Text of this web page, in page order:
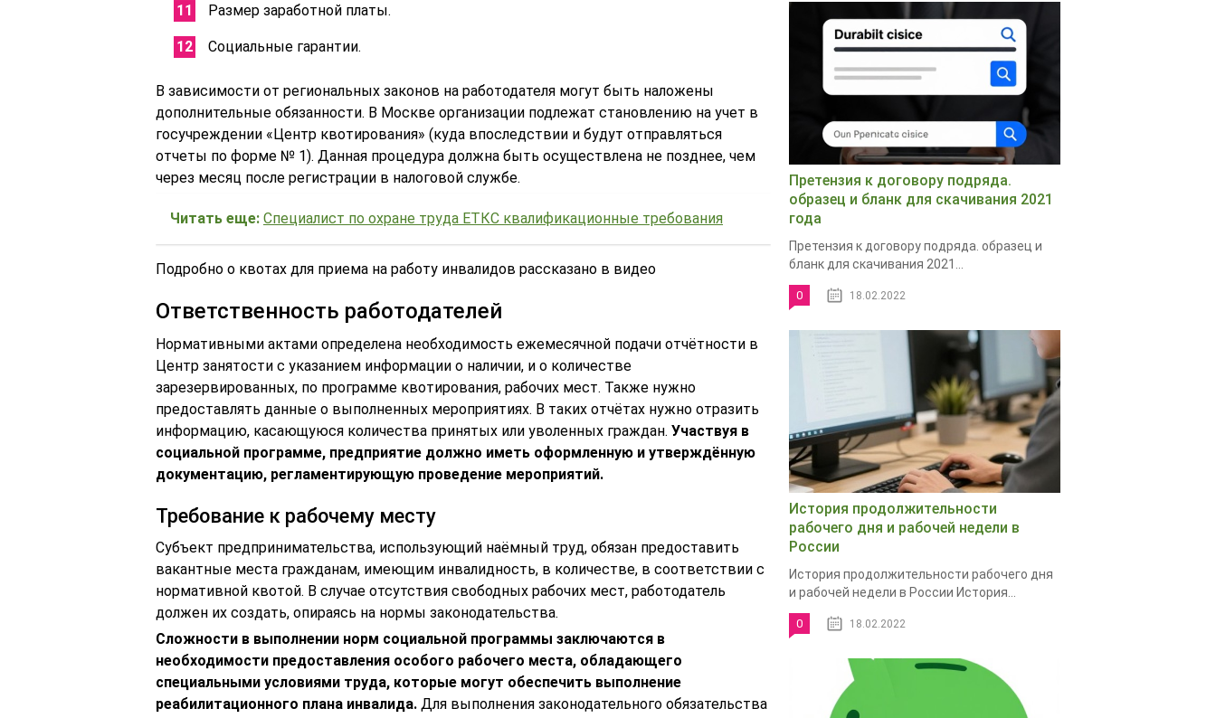
Размер заработной платы.
Социальные гарантии.
В зависимости от региональных законов на работодателя могут быть наложены
дополнительные обязанности. В Москве организации подлежат становлению на учет в
госучреждении «Центр квотирования» (куда впоследствии и будут отправляться
отчеты по форме № 1). Данная процедура должна быть осуществлена не позднее, чем
через месяц после регистрации в налоговой службе.
Читать еще: Специалист по охране труда ЕТКС квалификационные требования
Подробно о квотах для приема на работу инвалидов рассказано в видео
Ответственность работодателей
Нормативными актами определена необходимость ежемесячной подачи отчётности в
Центр занятости с указанием информации о наличии, и о количестве
зарезервированных, по программе квотирования, рабочих мест. Также нужно
предоставлять данные о выполненных мероприятиях. В таких отчётах нужно отразить
информацию, касающуюся количества принятых или уволенных граждан. Участвуя в
социальной программе, предприятие должно иметь оформленную и утверждённую
документацию, регламентирующую проведение мероприятий.
Требование к рабочему месту
Субъект предпринимательства, использующий наёмный труд, обязан предоставить
вакантные места гражданам, имеющим инвалидность, в количестве, в соответствии с
нормативной квотой. В случае отсутствия свободных рабочих мест, работодатель
должен их создать, опираясь на нормы законодательства.
Сложности в выполнении норм социальной программы заключаются в
необходимости предоставления особого рабочего места, обладающего
специальными условиями труда, которые могут обеспечить выполнение
реабилитационного плана инвалида. Для выполнения законодательного обязательства
Претензия к договору подряда.
образец и бланк для скачивания 2021
года
Претензия к договору подряда. образец и
бланк для скачивания 2021...
0 18.02.2022
История продолжительности
рабочего дня и рабочей недели в
России
История продолжительности рабочего дня
и рабочей недели в России История...
0 18.02.2022